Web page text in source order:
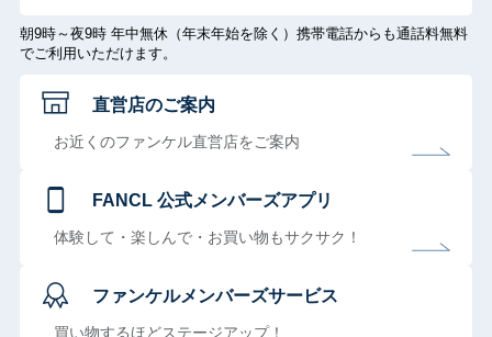
朝9時～夜9時 年中無休（年末年始を除く）携帯電話からも通話料無料
でご利用いただけます。
直営店のご案内
お近くのファンケル直営店をご案内
FANCL 公式メンバーズアプリ
体験して・楽しんで・お買い物もサクサク！
ファンケルメンバーズサービス
買い物するほどステージアップ！